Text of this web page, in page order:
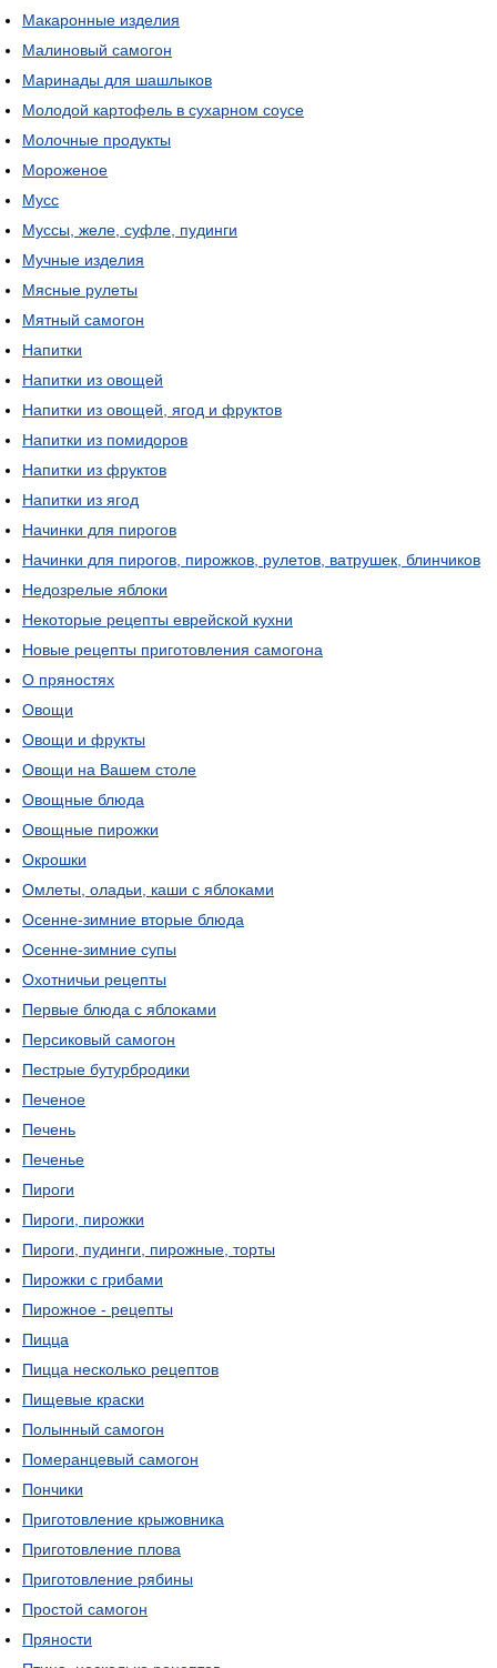
Макаронные изделия
Малиновый самогон
Маринады для шашлыков
Молодой картофель в сухарном соусе
Молочные продукты
Мороженое
Мусс
Муссы, желе, суфле, пудинги
Мучные изделия
Мясные рулеты
Мятный самогон
Напитки
Напитки из овощей
Напитки из овощей, ягод и фруктов
Напитки из помидоров
Напитки из фруктов
Напитки из ягод
Начинки для пирогов
Начинки для пирогов, пирожков, рулетов, ватрушек, блинчиков
Недозрелые яблоки
Некоторые рецепты еврейской кухни
Новые рецепты приготовления самогона
О пряностях
Овощи
Овощи и фрукты
Овощи на Вашем столе
Овощные блюда
Овощные пирожки
Окрошки
Омлеты, оладьи, каши с яблоками
Осенне-зимние вторые блюда
Осенне-зимние супы
Охотничьи рецепты
Первые блюда с яблоками
Персиковый самогон
Пестрые бутурбродики
Печеное
Печень
Печенье
Пироги
Пироги, пирожки
Пироги, пудинги, пирожные, торты
Пирожки с грибами
Пирожное - рецепты
Пицца
Пицца несколько рецептов
Пищевые краски
Полынный самогон
Померанцевый самогон
Пончики
Приготовление крыжовника
Приготовление плова
Приготовление рябины
Простой самогон
Пряности